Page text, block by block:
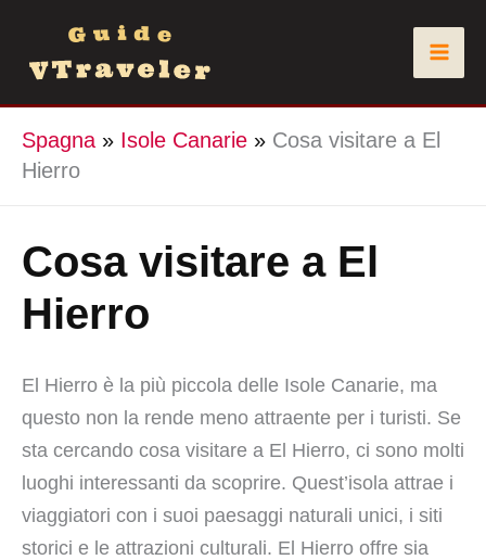
contenuto
Spagna » Isole Canarie » Cosa visitare a El
Hierro
Cosa visitare a El
Hierro
El Hierro è la più piccola delle Isole Canarie, ma
questo non la rende meno attraente per i turisti. Se
sta cercando cosa visitare a El Hierro, ci sono molti
luoghi interessanti da scoprire. Quest’isola attrae i
viaggiatori con i suoi paesaggi naturali unici, i siti
storici e le attrazioni culturali. El Hierro offre sia